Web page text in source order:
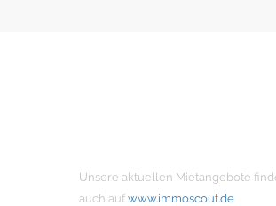
Unsere aktuellen Mietangebote
auch auf www.immoscout.de